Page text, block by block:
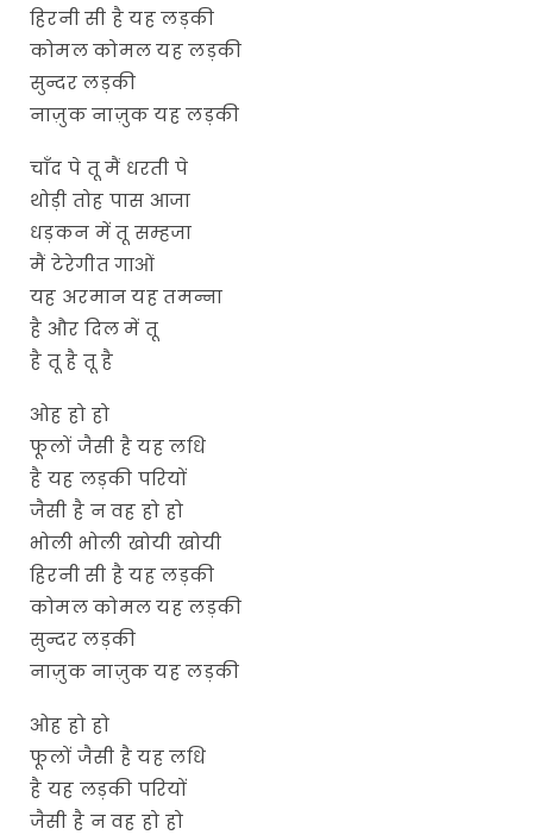
हिरनी सी है यह लड़की
कोमल कोमल यह लड़की
सुन्दर लड़की
नाज़ुक नाज़ुक यह लड़की
चाँद पे तू मैं धरती पे
थोड़ी तोह पास आजा
धड़कन में तू सम्हजा
मैं टेरेगीत गाओं
यह अरमान यह तमन्ना
है और दिल में तू
है तू है तू है
ओह हो हो
फूलों जैसी है यह लधि
है यह लड़की परियों
जैसी है न वह हो हो
भोली भोली खोयी खोयी
हिरनी सी है यह लड़की
कोमल कोमल यह लड़की
सुन्दर लड़की
नाज़ुक नाज़ुक यह लड़की
ओह हो हो
फूलों जैसी है यह लधि
है यह लड़की परियों
जैसी है न वह हो हो